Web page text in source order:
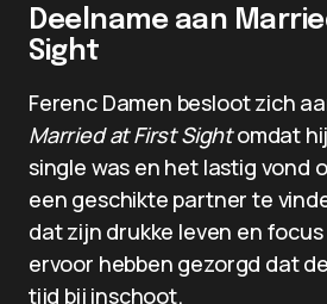
Deelname aan
Sight
Ferenc Damen besloot zich
Married at First Sightomdat
single was en het lastig vond
een geschikte partner te
dat zijn drukke leven en
ervoor hebben gezorgd dat
tijd bij inschoot.